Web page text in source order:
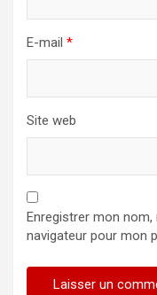
E-mail *
Site web
Enregistrer mon
navigateur pour mon